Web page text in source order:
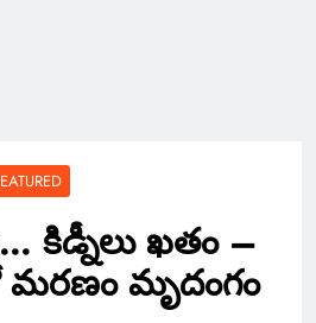
కిడ్నీలు ఖతం –
మృదంగం